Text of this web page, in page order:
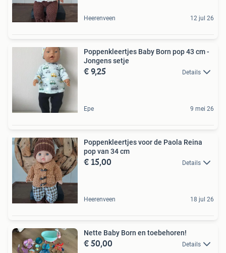
Heerenveen 12 jul 26
Poppenkleertjes Baby Born pop 43 cm -
Jongens setje
€ 9,25 Details
Epe 9 mei 26
Poppenkleertjes voor de Paola Reina
pop van 34 cm
€ 15,00 Details
Heerenveen 18 jul 26
Nette Baby Born en toebehoren!
€ 50,00 Details